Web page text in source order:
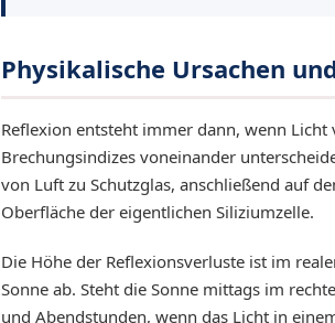
Physikalische Ursachen
Reflexion entsteht immer dann, wenn
Brechungsindizes voneinander
von Luft zu Schutzglas, anschließend auf
Oberfläche der eigentlichen Siliziumzelle.
Die Höhe der Reflexionsverluste ist im
Sonne ab. Steht die Sonne mittags im
und Abendstunden, wenn das Licht in